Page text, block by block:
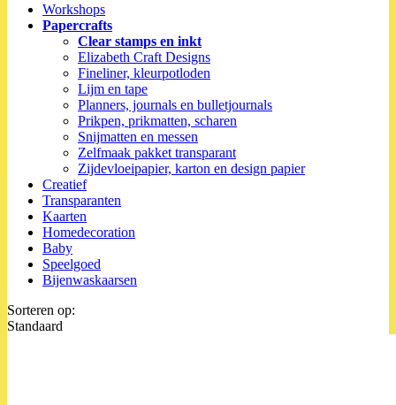
Workshops
Papercrafts
Clear stamps en inkt
Elizabeth Craft Designs
Fineliner, kleurpotloden
Lijm en tape
Planners, journals en bulletjournals
Prikpen, prikmatten, scharen
Snijmatten en messen
Zelfmaak pakket transparant
Zijdevloeipapier, karton en design papier
Creatief
Transparanten
Kaarten
Homedecoration
Baby
Speelgoed
Bijenwaskaarsen
Sorteren op:
Standaard